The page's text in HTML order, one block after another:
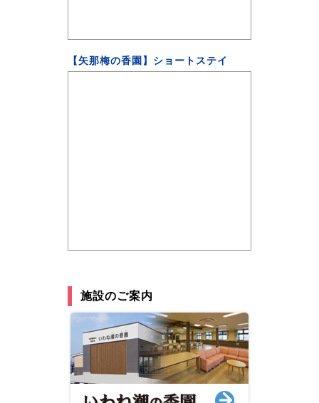
【矢那梅の香園】ショートステイ
施設のご案内